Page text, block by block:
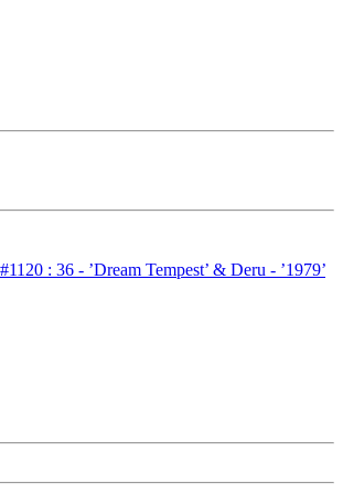
: 36 - ’Dream Tempest’ & Deru - ’1979’